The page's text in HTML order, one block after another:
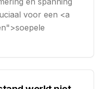
voor een <a